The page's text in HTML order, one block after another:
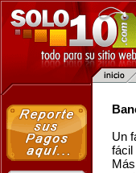
Un
fácil